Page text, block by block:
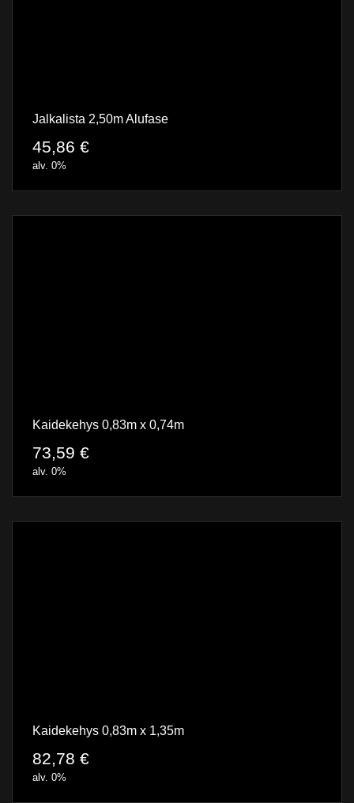
Jalkalista 2,50m Alufase
45,86 €
alv. 0%
Kaidekehys 0,83m x 0,74m
73,59 €
alv. 0%
Kaidekehys 0,83m x 1,35m
82,78 €
alv. 0%